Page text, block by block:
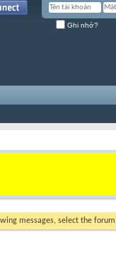
Ghi nhớ?
messages, select the